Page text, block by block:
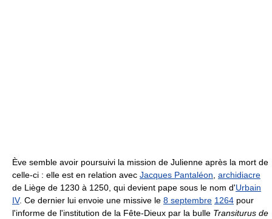
Ève semble avoir poursuivi la mission de Julienne après la mort de
celle-ci : elle est en relation avec Jacques Pantaléon archidiacre
de Liège de 1230 à 1250, qui devient pape sous le nom d'Urbain
IV. Ce dernier lui envoie une missive le 8 septembre 1264 pour
l'informe de l'institution de la Fête-Dieux par la bulle Transiturus de